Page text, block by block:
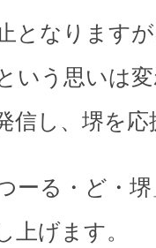
となります
いう思いは
信し、堺を応
ーる・ど・
上げます。